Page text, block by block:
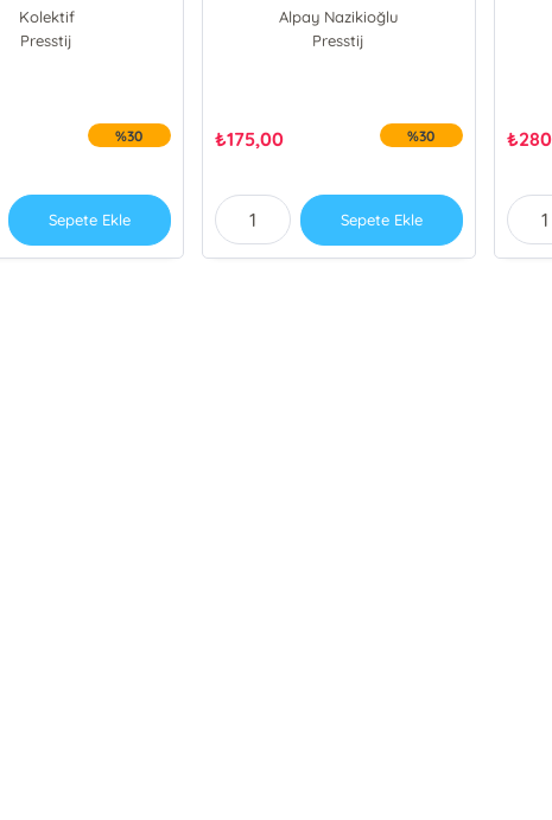
Kolektif
Presstij
%30
Sepete Ekle
Alpay Nazikioğlu
Presstij
₺175,00 %30
Sepete Ekle
₺